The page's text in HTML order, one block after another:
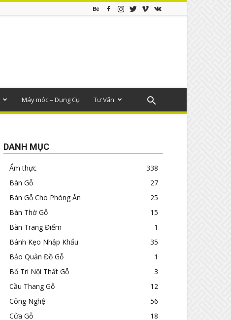
Máy móc – Dụng Cụ Tư Vấn
DANH MỤC
Ẩm thực
338
Bàn Gỗ
27
Bàn Gỗ Cho Phòng Ăn
25
Bàn Thờ Gỗ
15
Bàn Trang Điểm
1
Bánh Kẹo Nhập Khẩu
35
Bảo Quản Đồ Gỗ
1
Bố Trí Nội Thất Gỗ
3
Cầu Thang Gỗ
12
Công Nghệ
56
Cửa Gỗ
18